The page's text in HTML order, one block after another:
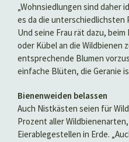
„Wohnsiedlungen sind daher
es da die unterschiedlichsten
Und seine Frau rät dazu,
oder Kübel an die Wildbienen
entsprechende Blumen
einfache Blüten, die Geranie
Bienenweiden belassen
Auch Nistkästen seien für
Prozent aller
Eierablegestellen in Erde.